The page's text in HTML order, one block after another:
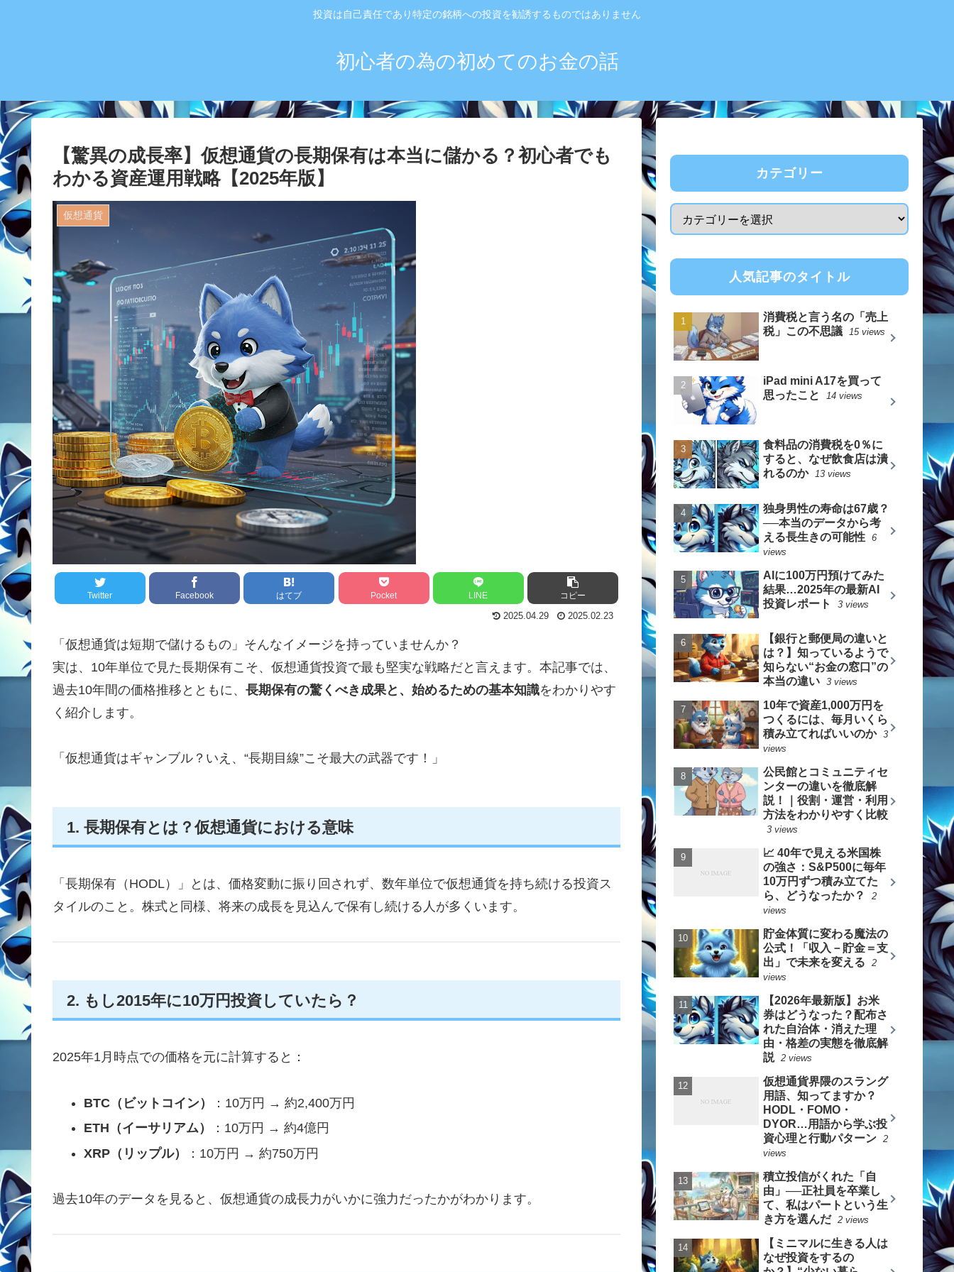
投資は自己責任であり特定の銘柄への投資を勧誘するものではありません
初心者の為の初めてのお金の話
【驚異の成長率】仮想通貨の長期保有は本当に儲かる？初心者でも
わかる資産運用戦略【2025年版】
仮想通貨
Twitter Facebook はてブ Pocket LINE コピー
2025.04.29 2025.02.23
「仮想通貨は短期で儲けるもの」そんなイメージを持っていませんか？
実は、10年単位で見た長期保有こそ、仮想通貨投資で最も堅実な戦略だと言えます。本記事では、
過去10年間の価格推移とともに、 長期保有の驚くべき成果と、始めるための基本知識をわかりやす
く紹介します。
「仮想通貨はギャンブル？いえ、“長期目線”こそ最大の武器です！」
1. 長期保有とは？仮想通貨における意味
「長期保有（HODL）」とは、価格変動に振り回されず、数年単位で仮想通貨を持ち続ける投資ス
タイルのこと。株式と同様、将来の成長を見込んで保有し続ける人が多くいます。
2. もし2015年に10万円投資していたら？
2025年1月時点での価格を元に計算すると：
BTC（ビットコイン）
：10万円 → 約2,400万円
ETH（イーサリアム）
：10万円 → 約4億円
XRP（リップル）
：10万円 → 約750万円
過去10年のデータを見ると、仮想通貨の成長力がいかに強力だったかがわかります。
カテゴリー
人気記事のタイトル
消費税と言う名の「売上
税」この不思議
15 views
iPad mini A17を買って
思ったこと
14 views
食料品の消費税を0％に
すると、なぜ飲食店は潰
れるのか
13 views
独身男性の寿命は67歳？
──本当のデータから考
える長生きの可能性 6
views
AIに100万円預けてみた
結果…2025年の最新AI
投資レポート
3 views
【銀行と郵便局の違いと
は？】知っているようで
知らない“お金の窓口”の
本当の違い 3 views
10年で資産1,000万円を
つくるには、毎月いくら
積み立てればいいのか 3
views
公民館とコミュニティセ
ンターの違いを徹底解
説！｜役割・運営・利用
方法をわかりやすく比較
3 views
📈 40年で見える米国株
の強さ：S&P500に毎年
10万円ずつ積み立てた
ら、どうなったか？
2
views
貯金体質に変わる魔法の
公式！「収入－貯金＝支
出」で未来を変える
2
views
【2026年最新版】お米
券はどうなった？配布さ
れた自治体・消えた理
由・格差の実態を徹底解
説 2 views
仮想通貨界隈のスラング
用語、知ってますか？
HODL・FOMO・
DYOR…用語から学ぶ投
資心理と行動パターン 2
views
積立投信がくれた「自
由」──正社員を卒業し
て、私はパートという生
き方を選んだ 2 views
【ミニマルに生きる人は
なぜ投資をするの